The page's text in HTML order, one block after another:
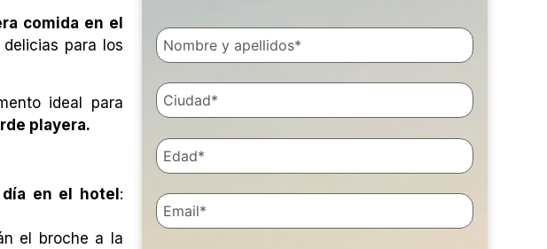
comida en el
para los
ideal para
playera.
en el hotel :
el broche a la